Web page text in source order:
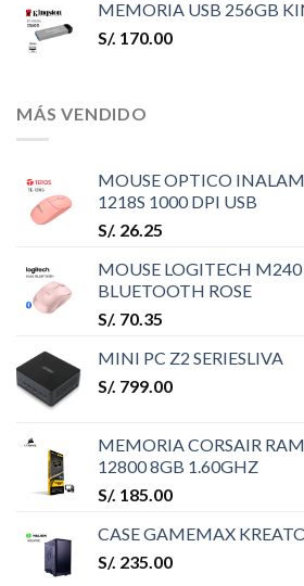
MEMORIA USB 256GB
S/. 170.00
MÁS VENDIDO
MOUSE OPTICO
1218S 1000 DPI USB
S/. 26.25
MOUSE LOGITECH M240
BLUETOOTH ROSE
S/. 70.35
MINI PC Z2 SERIESLIVA
S/. 799.00
MEMORIA CORSAIR
12800 8GB 1.60GHZ
S/. 185.00
CASE GAMEMAX
S/. 235.00